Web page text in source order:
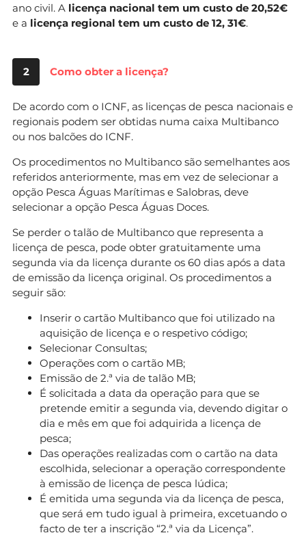
ano civil. A licença nacional tem um custo de 20,52€
e a licença regional tem um custo de 12, 31€.
2 Como obter a licença?
De acordo com o ICNF, as licenças de pesca nacionais e
regionais podem ser obtidas numa caixa Multibanco
ou nos balcões do ICNF.
Os procedimentos no Multibanco são semelhantes aos
referidos anteriormente, mas em vez de selecionar a
opção Pesca Águas Marítimas e Salobras, deve
selecionar a opção Pesca Águas Doces.
Se perder o talão de Multibanco que representa a
licença de pesca, pode obter gratuitamente uma
segunda via da licença durante os 60 dias após a data
de emissão da licença original. Os procedimentos a
seguir são:
Inserir o cartão Multibanco que foi utilizado na
aquisição de licença e o respetivo código;
Selecionar Consultas;
Operações com o cartão MB;
Emissão de 2.ª via de talão MB;
É solicitada a data da operação para que se
pretende emitir a segunda via, devendo digitar o
dia e mês em que foi adquirida a licença de
pesca;
Das operações realizadas com o cartão na data
escolhida, selecionar a operação correspondente
à emissão de licença de pesca lúdica;
É emitida uma segunda via da licença de pesca,
que será em tudo igual à primeira, excetuando o
facto de ter a inscrição “2.ª via da Licença”.